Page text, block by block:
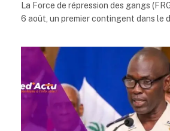
La Force de répression des gangs
6 août, un premier contingent dans le